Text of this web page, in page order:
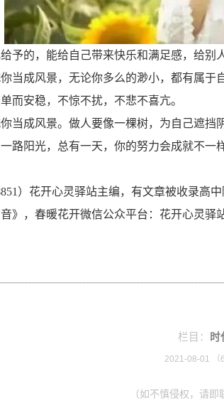
予的，能给自己带来快乐和满足感，给别
当成风景，无论你多么的渺小，都有属
而安稳，不惊不扰，不悲不喜亢。
当成风景。做人要像一棵树，为自己遮挡
路阳光，总有一天，你的努力会成就不一
）花开心灵驿站主编，有文章被收录高
》，春暖花开微信公众平台：花开心灵驿
栏目： 时
2021-08-01 （
（如不慎侵权，请即